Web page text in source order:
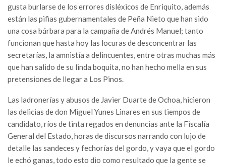
gusta burlarse de los errores disléxicos de Enriquito, además
están las pifias gubernamentales de Peña Nieto que han sido
una cosa bárbara para la campaña de Andrés Manuel; tanto
funcionan que hasta hoy las locuras de desconcentrar las
secretarías, la amnistía a delincuentes, entre otras muchas más
que han salido de su linda boquita, no han hecho mella en sus
pretensiones de llegar a Los Pinos.
Las ladronerías y abusos de Javier Duarte de Ochoa, hicieron
las delicias de don Miguel Yunes Linares en sus tiempos de
candidato, ríos de tinta regados en denuncias ante la Fiscalía
General del Estado, horas de discursos narrando con lujo de
detalle las sandeces y fechorías del gordo, y vaya que el gordo
le echó ganas, todo esto dio como resultado que la gente se